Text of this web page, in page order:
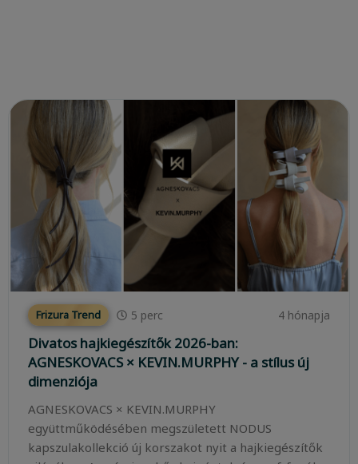
Frizura Trend 5 perc 4 hónapja
Divatos hajkiegészítők 2026-ban:
AGNESKOVACS × KEVIN.MURPHY - a stílus új
dimenziója
AGNESKOVACS × KEVIN.MURPHY
együttműködésében megszületett NODUS
kapszulakollekció új korszakot nyit a hajkiegészítők